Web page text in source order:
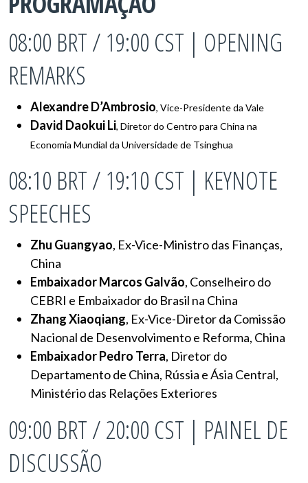
08:00 BRT / 19:00 CST | OPENING
REMARKS
Alexandre D’Ambrosio, Vice-Presidente da Vale
David Daokui Li, Diretor do Centro para China na
Economia Mundial da Universidade de Tsinghua
08:10 BRT / 19:10 CST | KEYNOTE
SPEECHES
Zhu Guangyao, Ex-Vice-Ministro das Finanças,
China
Embaixador Marcos Galvão, Conselheiro do
CEBRI e Embaixador do Brasil na China
Zhang Xiaoqiang, Ex-Vice-Diretor da Comissão
Nacional de Desenvolvimento e Reforma, China
Embaixador Pedro Terra, Diretor do
Departamento de China, Rússia e Ásia Central,
Ministério das Relações Exteriores
09:00 BRT / 20:00 CST | PAINEL DE
DISCUSSÃO